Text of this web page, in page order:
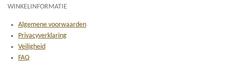
WINKELINFORMATIE
Algemene voorwaarden
Privacyverklaring
Veiligheid
FAQ